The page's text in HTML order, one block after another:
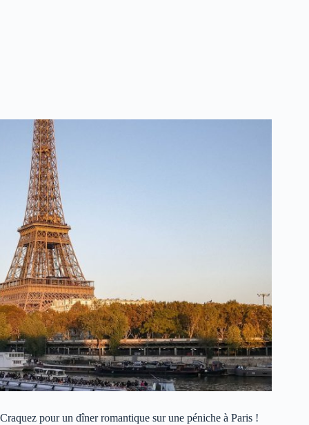
Craquez pour un dîner romantique sur une péniche à Paris !